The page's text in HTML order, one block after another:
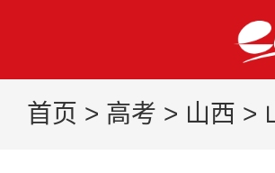
首页 > 高考 > 山西 >